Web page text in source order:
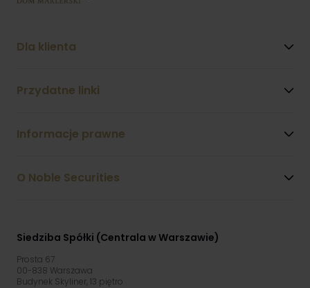
Siedziba Spółki (Centrala w Warszawie)
Prosta 67
00-838 Warszawa
Budynek Skyliner, 13 piętro
Dla klienta
Przydatne linki
Informacje prawne
O Noble Securities